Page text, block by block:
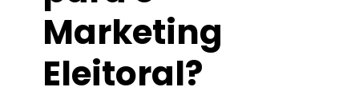
Marketing
Eleitoral?